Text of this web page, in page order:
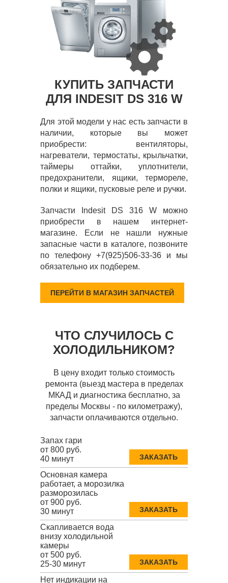
КУПИТЬ ЗАПЧАСТИ
ДЛЯ INDESIT DS 316 W
Для этой модели у нас есть запчасти в
наличии, которые вы может
приобрести: вентиляторы,
нагреватели, термостаты, крыльчатки,
таймеры оттайки, уплотнители,
предохранители, ящики, термореле,
полки и ящики, пусковые реле и ручки.
Запчасти Indesit DS 316 W можно
приобрести в нашем интернет-
магазине. Если не нашли нужные
запасные части в каталоге, позвоните
по телефону +7(925)506-33-36 и мы
обязательно их подберем.
ПЕРЕЙТИ В МАГАЗИН ЗАПЧАСТЕЙ
ЧТО СЛУЧИЛОСЬ С
ХОЛОДИЛЬНИКОМ?
В цену входит только стоимость
ремонта (выезд мастера в пределах
МКАД и диагностика бесплатно, за
пределы Москвы - по километражу),
запчасти оплачиваются отдельно.
Запах гари
от 800 руб.
40 минут
ЗАКАЗАТЬ
Основная камера
работает, а морозилка
разморозилась
от 900 руб.
30 минут
ЗАКАЗАТЬ
Скапливается вода
внизу холодильной
камеры
от 500 руб.
25-30 минут
ЗАКАЗАТЬ
Нет индикации на